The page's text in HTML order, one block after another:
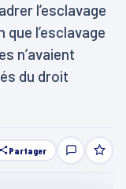
l’esclavage
l’esclavage
n’avaient
du droit
Partager